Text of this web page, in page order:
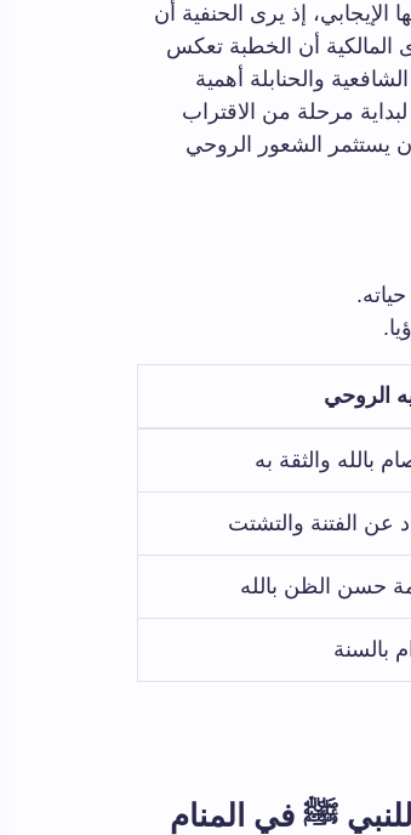
إذ يرى الحنفية أن
المالكية أن الخطبة تعكس
والحنابلة أهمية
مرحلة من الاقتراب
يستثمر الشعور الروحي
الروحي
بالله والثقة به
عن الفتنة والتشتت
حسن الظن بالله
بالسنة
ﷺ في المنام